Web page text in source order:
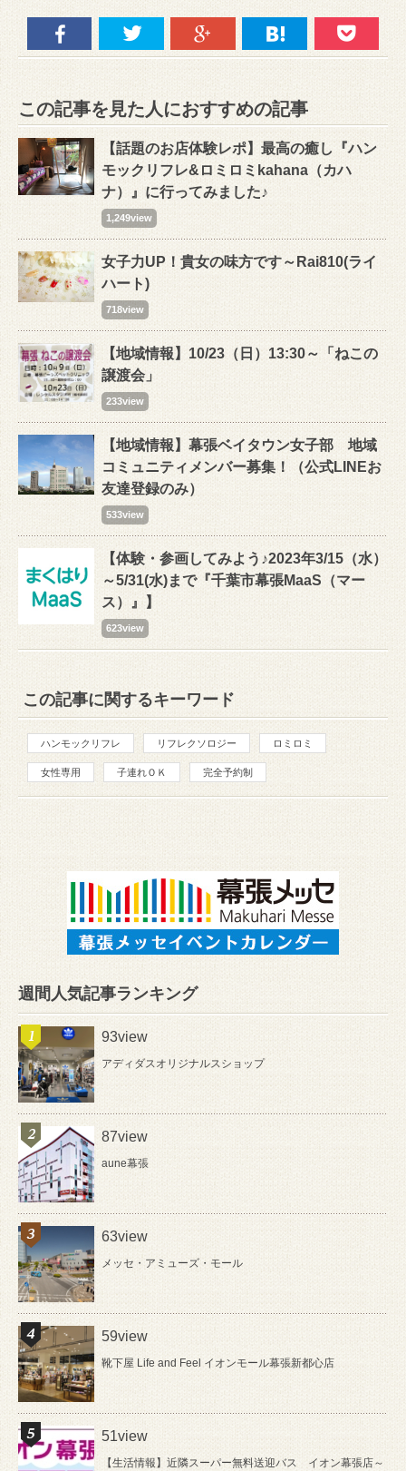
この記事を見た人におすすめの記事
【話題のお店体験レポ】最高の癒し『ハン
モックリフレ&ロミロミkahana（カハ
ナ）』に行ってみました♪
1,249view
女子力UP！貴女の味方です～Rai810(ライ
ハート)
718view
【地域情報】10/23（日）13:30～「ねこの
譲渡会」
233view
【地域情報】幕張ベイタウン女子部 地域
コミュニティメンバー募集！（公式LINEお
友達登録のみ）
533view
【体験・参画してみよう♪2023年3/15（水）
～5/31(水)まで『千葉市幕張MaaS（マー
ス）』】
623view
この記事に関するキーワード
ハンモックリフレ リフレクソロジー ロミロミ
女性専用 子連れＯＫ 完全予約制
週間人気記事ランキング
93view
アディダスオリジナルスショップ
87view
aune幕張
63view
メッセ・アミューズ・モール
59view
靴下屋 Life and Feel イオンモール幕張新都心店
51view
【生活情報】近隣スーパー無料送迎バス イオン幕張店～